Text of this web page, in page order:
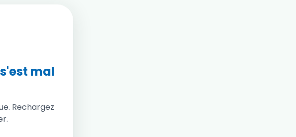
mal
Rechargez